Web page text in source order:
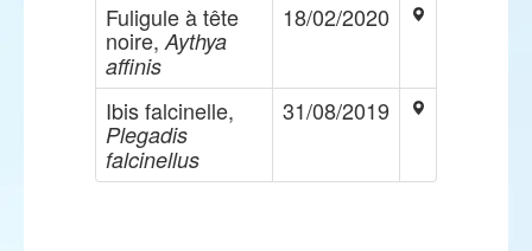
Fuligule à tête
noire, Aythya
affinis
18/02/2020
Ibis falcinelle,
Plegadis
falcinellus
31/08/2019